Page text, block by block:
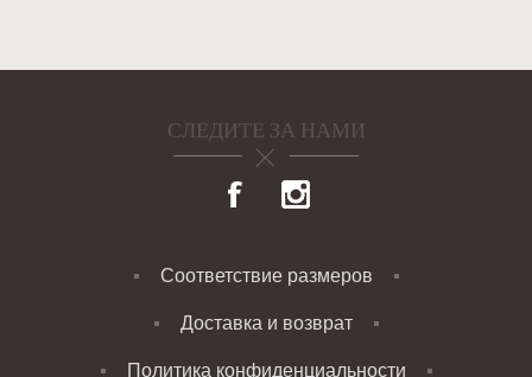
СЛЕДИТЕ ЗА НАМИ
Соответствие размеров
Доставка и возврат
Политика конфиденциальности